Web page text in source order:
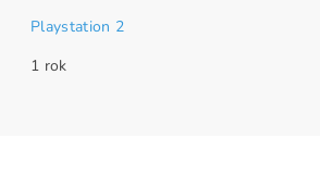
Playstation 2
1 rok